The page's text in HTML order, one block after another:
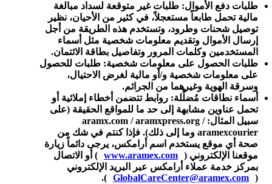
طلبات دفع الأموال: طلبات غير متوقعة لسداد مبالغة
مالية تحمل طابعاً مستعجلاً، في كثير من الأحيان، نظير
توصيل شحنات وطرود، وتستخدم هذه الطريقة من أجل
إرسال الأموال وتقديم معلومات شخصية مثل أسماء
المستخدمين وكلمات المرور وتفاصيل بطاقة الائتمان.
طلبات الحصول على معلومات شخصية: طلبات للحصول
على معلومات شخصية و/أو مالية لغرض الاحتيال،
وسرقة الهوية وغيرهما من الجرائم.
أسماء نطاقات مُضلِّلة: روابط تتضمن أخطاء إملائية أو
تحمل عناوين مشابهة إلى حد ما للمواقع الحقيقة (على
سبيل المثال: aramx.com / aramxpress.org /
aramexcourier وما إلى ذلك). فإذا كنتم في شك من
صحة أي موقع يستخدم اسم أرامكس، يرجى دائماً زيارة
موقعنا الإلكتروني ( www.aramex.com ) أو الاتصال
بمركز خدمة عملاء أرامكس عبر البريد الإلكتروني
(
GlobalCareCenter@aramex.com
).